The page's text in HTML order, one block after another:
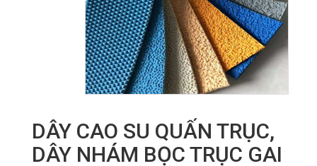
DÂY CAO SU QUẤN TRỤC,
DÂY NHÁM BỌC TRỤC GAI